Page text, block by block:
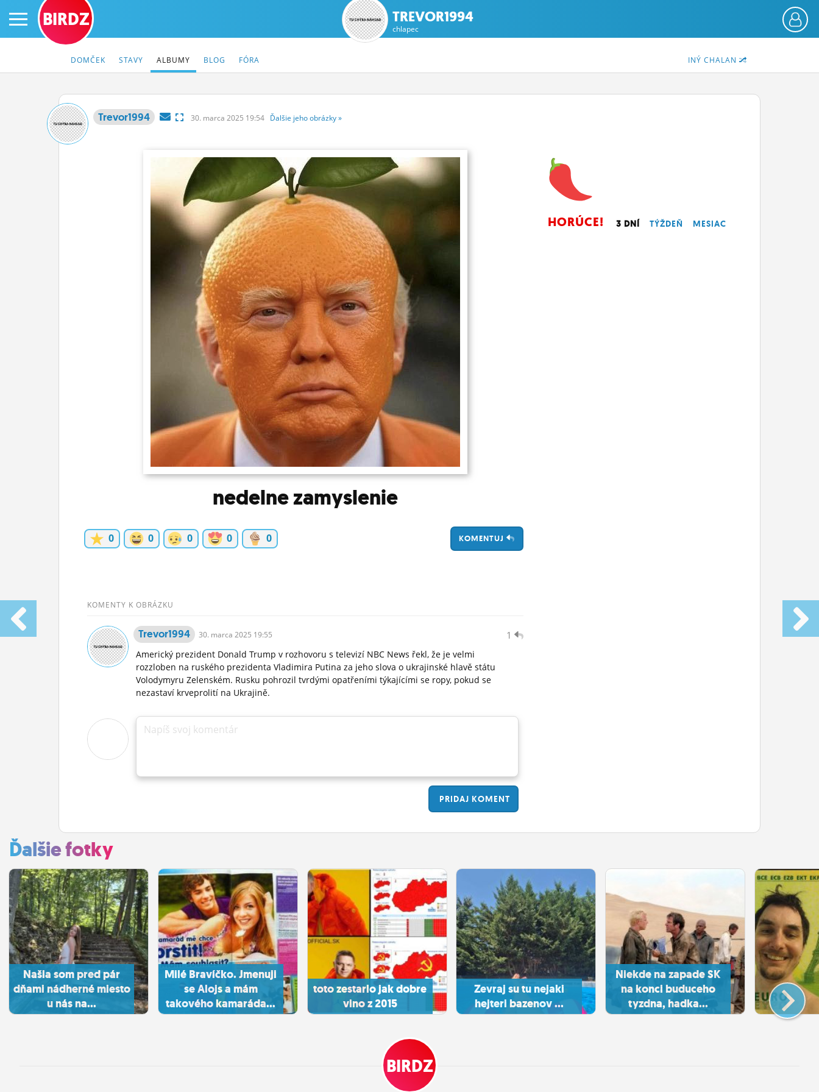
PRIHLÁS SA
BIRDZ TREVOR1994
chlapec
INÝ CHALAN
DOMČEK STAVY ALBUMY BLOG FÓRA
Trevor1994 30. marca 2025 19:54 Ďalšie jehoobrázky»
nedelne zamyslenie
0 0 0 0 0 KOMENTUJ
KOMENTY K OBRÁZKU
1
Trevor1994 30. marca 2025 19:55
Americký prezident Donald Trump v rozhovoru s televizí NBC News řekl, že je velmi
rozzloben na ruského prezidenta Vladimira Putina za jeho slova o ukrajinské hlavě státu
Volodymyru Zelenském. Rusku pohrozil tvrdými opatřeními týkajícími se ropy, pokud se
nezastaví krveprolití na Ukrajině.
Napíš svoj komentár
PRIDAJ KOMENT
HORÚCE! 3 DNÍ TÝŽDEŇ MESIAC
Ďalšie fotky
Našla som pred pár
dňami nádherné miesto
u nás na...
Milé Bravíčko. Jmenuji
se Alojs a mám
takového kamaráda...
toto zestarlo jak dobre
vino z 2015
Zevraj su tu nejaki
hejteri bazenov ...
Niekde na zapade SK
na konci buduceho
tyzdna, hadka...
BIRDZ